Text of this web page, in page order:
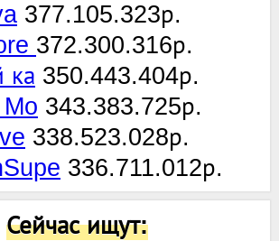
377.105.323р.
372.300.316р.
ка 350.443.404р.
343.383.725р.
338.523.028р.
336.711.012р.
Сейчас ищут: